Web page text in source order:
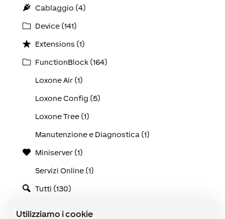
Utilizziamo i cookie
Cablaggio (4)
Device (141)
Extensions (1)
FunctionBlock (164)
Loxone Air (1)
Loxone Config (5)
Loxone Tree (1)
Manutenzione e Diagnostica (1)
Miniserver (1)
Servizi Online (1)
Tutti (130)